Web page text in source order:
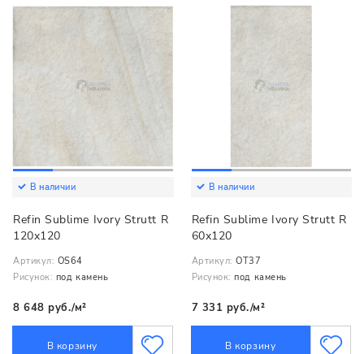
В наличии
Refin Sublime Ivory Strutt R
120x120
Артикул: OS64
Рисунок: под камень
8 648 руб./м²
В корзину
В наличии
Refin Sublime Ivory Strutt R
60x120
Артикул: OT37
Рисунок: под камень
7 331 руб./м²
В корзину